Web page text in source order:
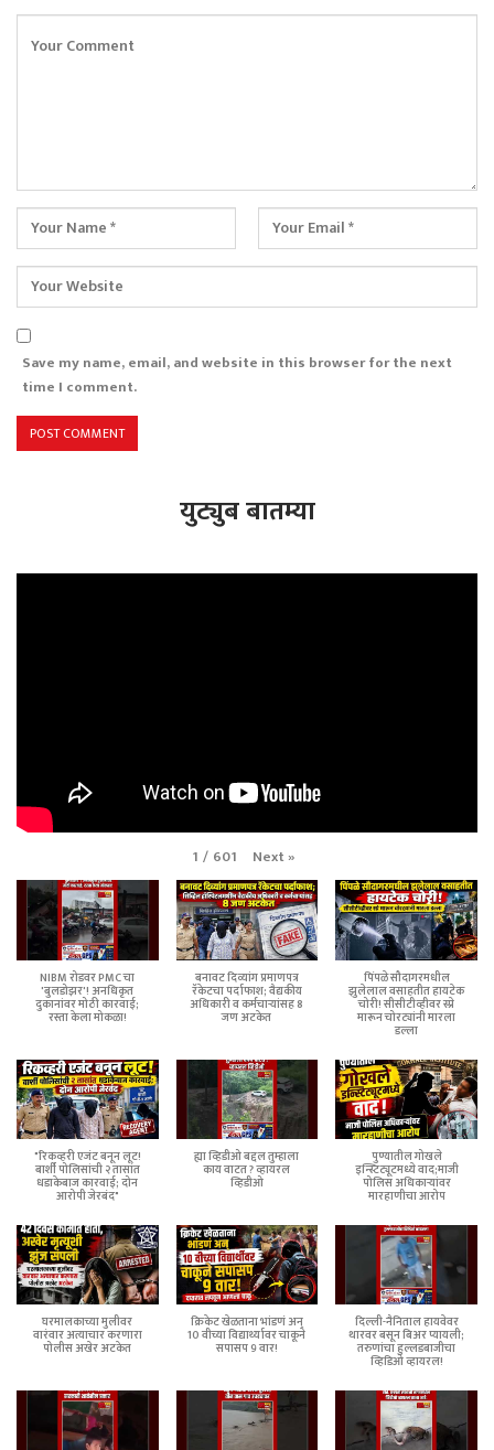
Save my name, email, and website in this browser for the next
time I comment.
युट्युब बातम्या
1 / 601 Next»
NIBM रोडवर PMC चा
'बुलडोझर'! अनधिकृत
दुकानांवर मोठी कारवाई;
रस्ता केला मोकळा!
बनावट दिव्यांग प्रमाणपत्र
रॅकेटचा पर्दाफाश; वैद्यकीय
अधिकारी व कर्मचाऱ्यांसह 8
जण अटकेत
पिंपळे सौदागरमधील
झुलेलाल वसाहतीत हायटेक
चोरी! सीसीटीव्हीवर स्प्रे
मारून चोरट्यांनी मारला
डल्ला
"रिकव्हरी एजंट बनून लूट!
बार्शी पोलिसांची २ तासांत
धडाकेबाज कारवाई; दोन
आरोपी जेरबंद"
ह्या व्हिडीओ बद्दल तुम्हाला
काय वाटत ? व्हायरल
व्हिडीओ
पुण्यातील गोखले
इन्स्टिट्यूटमध्ये वाद;माजी
पोलिस अधिकाऱ्यांवर
मारहाणीचा आरोप
घरमालकाच्या मुलीवर
वारंवार अत्याचार करणारा
पोलीस अखेर अटकेत
क्रिकेट खेळताना भांडणं अन्
10 वीच्या विद्यार्थ्यावर चाकूने
सपासप 9 वार!
दिल्ली-नैनिताल हायवेवर
थारवर बसून बिअर प्यायली;
तरुणांचा हुल्लडबाजीचा
व्हिडिओ व्हायरल!